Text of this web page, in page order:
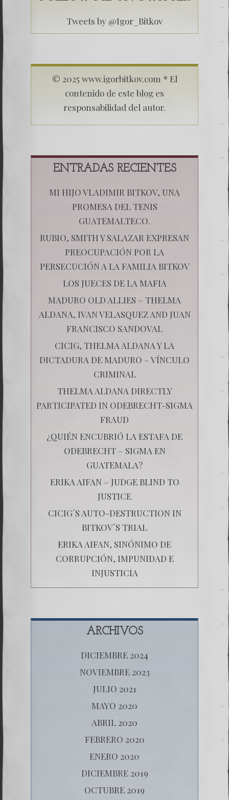
Tweets by @Igor_Bitkov
© 2025 www.igorbitkov.com * El
contenido de este blog es
responsabilidad del autor.
ENTRADAS RECIENTES
MI HIJO VLADIMIR BITKOV, UNA
PROMESA DEL TENIS
GUATEMALTECO.
RUBIO, SMITH Y SALAZAR EXPRESAN
PREOCUPACIÓN POR LA
PERSECUCIÓN A LA FAMILIA BITKOV
LOS JUECES DE LA MAFIA
MADURO OLD ALLIES – THELMA
ALDANA, IVAN VELASQUEZ AND JUAN
FRANCISCO SANDOVAL
CICIG, THELMA ALDANA Y LA
DICTADURA DE MADURO – VÍNCULO
CRIMINAL
THELMA ALDANA DIRECTLY
PARTICIPATED IN ODEBRECHT-SIGMA
FRAUD
¿QUIÉN ENCUBRIÓ LA ESTAFA DE
ODEBRECHT – SIGMA EN
GUATEMALA?
ERIKA AIFAN – JUDGE BLIND TO
JUSTICE
CICIG´S AUTO-DESTRUCTION IN
BITKOV´S TRIAL
ERIKA AIFAN, SINÓNIMO DE
CORRUPCIÓN, IMPUNIDAD E
INJUSTICIA
ARCHIVOS
DICIEMBRE 2024
NOVIEMBRE 2023
JULIO 2021
MAYO 2020
ABRIL 2020
FEBRERO 2020
ENERO 2020
DICIEMBRE 2019
OCTUBRE 2019